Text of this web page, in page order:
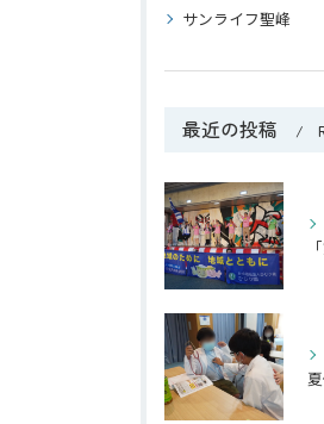
サンライフ聖峰
最近の投稿